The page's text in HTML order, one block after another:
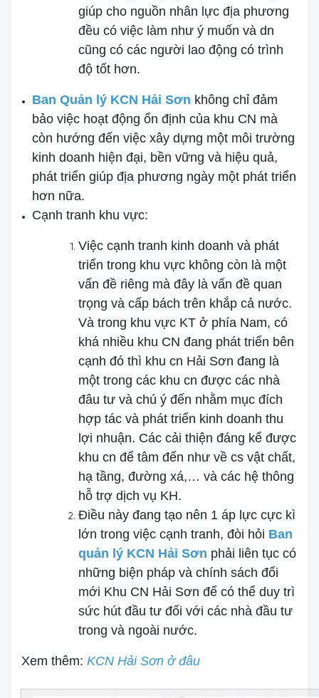
giúp cho nguồn nhân lực địa phương
đều có việc làm như ý muốn và dn
cũng có các người lao động có trình
độ tốt hơn.
Ban Quản lý KCN Hải Sơn không chỉ đảm
bảo việc hoạt động ổn định của khu CN mà
còn hướng đến việc xây dựng một môi trường
kinh doanh hiện đại, bền vững và hiệu quả,
phát triển giúp địa phương ngày một phát triển
hơn nữa.
Cạnh tranh khu vực:
Việc cạnh tranh kinh doanh và phát
triển trong khu vực không còn là một
vấn đề riêng mà đây là vấn đề quan
trọng và cấp bách trên khắp cả nước.
Và trong khu vực KT ở phía Nam, có
khá nhiều khu CN đang phát triển bên
cạnh đó thì khu cn Hải Sơn đang là
một trong các khu cn được các nhà
đâu tư và chú ý đến nhằm mục đích
hợp tác và phát triển kinh doanh thu
lợi nhuận. Các cải thiện đáng kể được
khu cn để tâm đến như về cs vật chất,
hạ tầng, đường xá,… và các hệ thông
hỗ trợ dịch vụ KH.
Điều này đang tạo nên 1 áp lực cực kì
lớn trong việc cạnh tranh, đòi hỏi Ban
quản lý KCN Hải Sơn phải liên tục có
những biện pháp và chính sách đổi
mới Khu CN Hải Sơn để có thể duy trì
sức hút đầu tư đối với các nhà đầu tư
trong và ngoài nước.
Xem thêm: KCN Hải Sơn ở đâu